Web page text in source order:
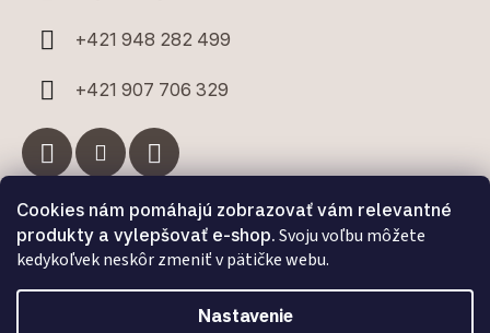
Cookies nám pomáhajú zobrazovať vám relevantné
produkty a vylepšovať e-shop. Svoju voľbu môžete
kedykoľvek neskôr zmeniť v pätičke webu.
Nastavenie
+421 948 282 499
+421 907 706 329
Facebook